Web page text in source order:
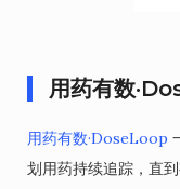
用药有数
用药有数·DoseLoop
划用药持续追踪，直